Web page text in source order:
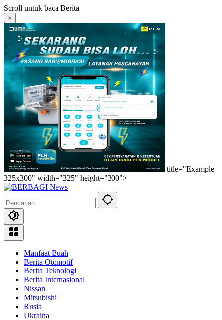
Langsung
ke
konten
Scroll untuk baca Berita
×
title="Example
325x300" width="325" height="300">
Manfaat Buah
Berita Otomotif
Berita Teknologi
Berita Internasional
Nissan
Mitsubishi
Rusia
Ukraina